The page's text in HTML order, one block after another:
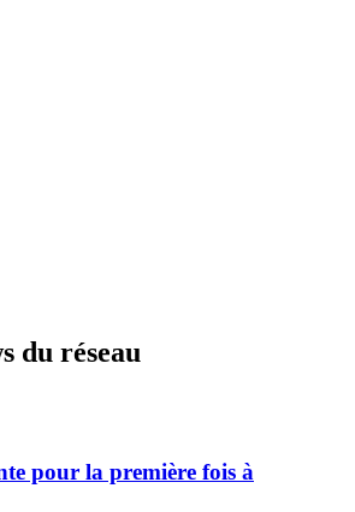
du réseau
pour la première fois à